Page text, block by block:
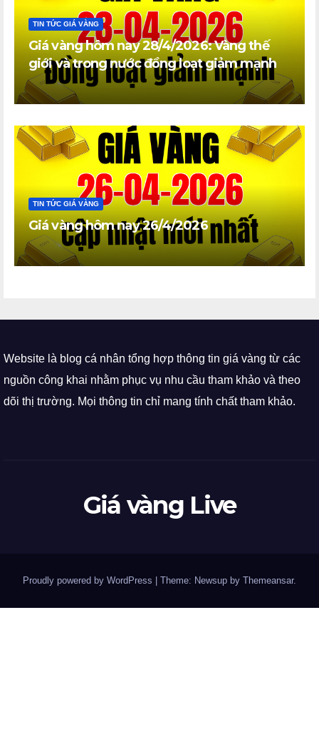
TIN TỨC GIÁ VÀNG
Giá vàng hôm nay 28/4/2026: Vàng thế
giới và trong nước đồng loạt giảm mạnh
TIN TỨC GIÁ VÀNG
Giá vàng hôm nay 26/4/2026
Website là blog cá nhân tổng hợp thông tin giá vàng từ các
nguồn công khai nhằm phục vụ nhu cầu tham khảo và theo
dõi thị trường. Mọi thông tin chỉ mang tính chất tham khảo.
Giá vàng Live
Proudly powered by WordPress Theme: Newsup by Themeansar.